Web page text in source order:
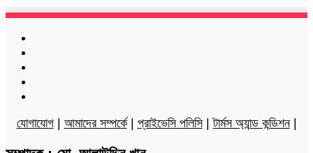
যোগাযোগ| আমাদের সম্পর্কে| প্রাইভেসি পলিসি|টার্মস অ্যান্ড কন্ডিশন|